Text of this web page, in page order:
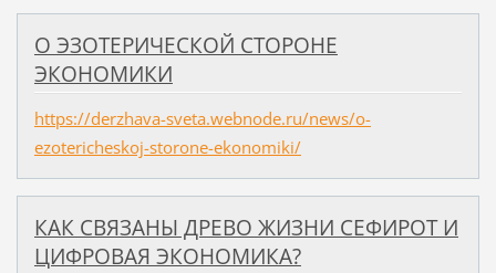
О ЭЗОТЕРИЧЕСКОЙ СТОРОНЕ
ЭКОНОМИКИ
https://derzhava-sveta.webnode.ru/news/o-
ezotericheskoj-storone-ekonomiki/
КАК СВЯЗАНЫ ДРЕВО ЖИЗНИ СЕФИРОТ И
ЦИФРОВАЯ ЭКОНОМИКА?